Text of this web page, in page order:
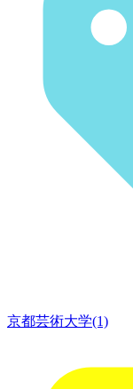
京都芸術大学(1)